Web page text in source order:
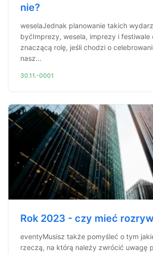
nie?
weselaJednak planowanie takich
byćImprezy, wesela, imprezy i festiwale
znaczącą rolę, jeśli chodzi o
nasz...
30.11.-0001
Rok 2023 - czy mieć
eventyMusisz także pomyśleć o tym
rzeczą, na którą należy zwrócić uwagę